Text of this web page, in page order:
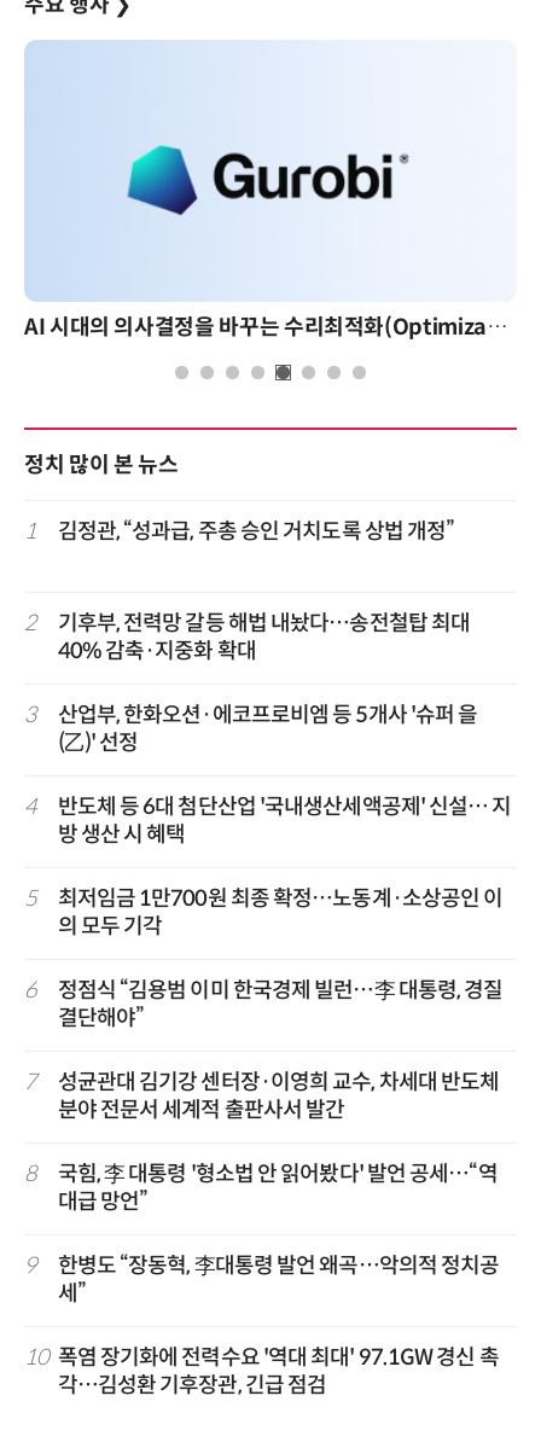
주요 행사 ❯
AI 시대의 의사결정을 바꾸는 수리최적화(Optimization): 실제 산업 적용 사례와 활용 전략
정치 많이 본 뉴스
1 김정관, “성과급, 주총 승인 거치도록 상법 개정”
2
기후부, 전력망 갈등 해법 내놨다…송전철탑 최대
40% 감축·지중화 확대
3
산업부, 한화오션·에코프로비엠 등 5개사 '슈퍼 을
(乙)' 선정
4
반도체 등 6대 첨단산업 '국내생산세액공제' 신설… 지
방 생산 시 혜택
5
최저임금 1만700원 최종 확정…노동계·소상공인 이
의 모두 기각
6
정점식 “김용범 이미 한국경제 빌런…李 대통령, 경질
결단해야”
7
성균관대 김기강 센터장·이영희 교수, 차세대 반도체
분야 전문서 세계적 출판사서 발간
8
국힘, 李 대통령 '형소법 안 읽어봤다' 발언 공세…“역
대급 망언”
9
한병도 “장동혁, 李대통령 발언 왜곡…악의적 정치공
세”
10 폭염 장기화에 전력수요 '역대 최대' 97.1GW 경신 촉
각…김성환 기후장관, 긴급 점검